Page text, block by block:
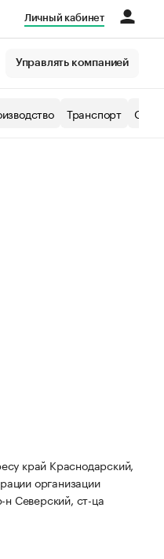
Личный кабинет
Управлять компанией
Транспорт
край Краснодарский,
организации
Северский, ст-ца